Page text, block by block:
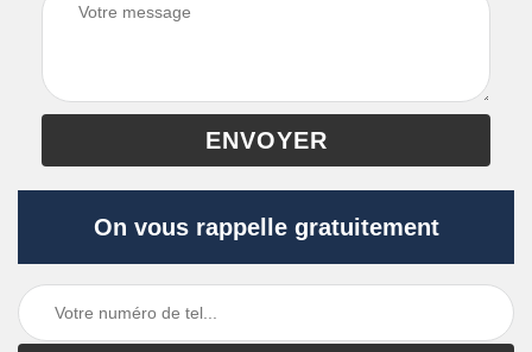
On vous rappelle gratuitement